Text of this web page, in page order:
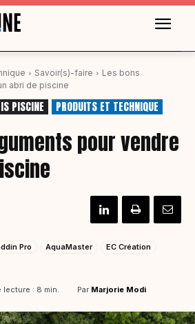
Savoir(s)-faire
Les bons
abri de piscine
PISCINE PRODUITS ET TECHNIQUE
pour vendre
Pro AquaMaster
EC Création
lecture : 8 min. Par Marjorie Modi